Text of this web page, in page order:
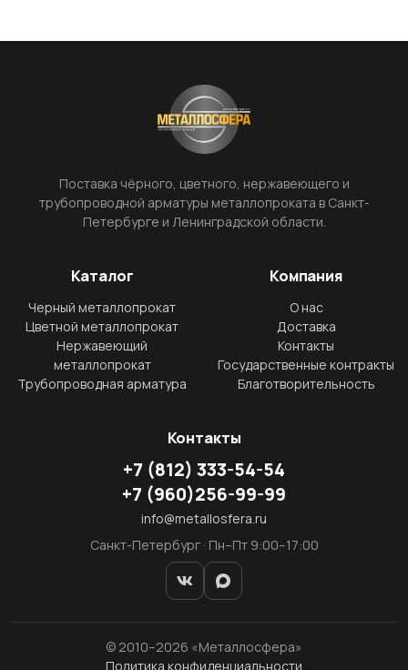
Поставка чёрного, цветного, нержавеющего и
трубопроводной арматуры металлопроката в Санкт-
Петербурге и Ленинградской области.
Каталог
Черный металлопрокат
Цветной металлопрокат
Нержавеющий
металлопрокат
Трубопроводная арматура
Компания
О нас
Доставка
Контакты
Государственные контракты
Благотворительность
Контакты
+7 (812) 333-54-54
+7 (960)256-99-99
info@metallosfera.ru
Санкт-Петербург · Пн–Пт 9:00–17:00
© 2010–2026 «Металлосфера»
Политика конфиденциальности